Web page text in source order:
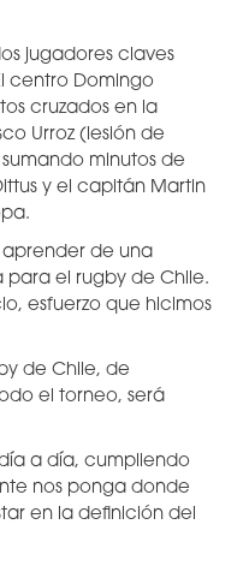
jugadores claves
centro Domingo
cruzados en la
Urroz (lesión de
minutos de
y el capitán Martin
aprender de una
para el rugby de Chile.
esfuerzo que hicimos
de Chile, de
el torneo, será
a día, cumpliendo
nos ponga donde
en la definición del